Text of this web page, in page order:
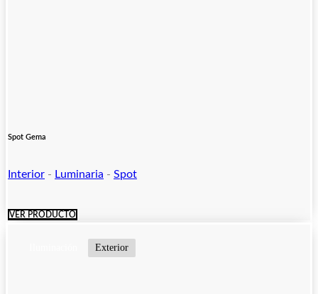
Spot Gema
Interior - Luminaria - Spot
VER PRODUCTO
Exterior